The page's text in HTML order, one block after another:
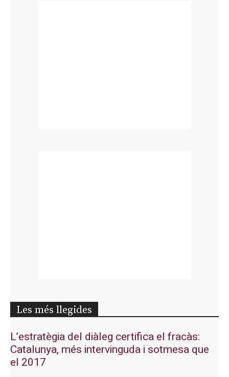
Les més llegides
L’estratègia del diàleg certifica el fracàs:
Catalunya, més intervinguda i sotmesa que
el 2017